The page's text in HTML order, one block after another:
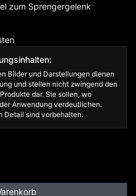
zum Sprengergelenk
Bilder und Darstellungen dienen
und stellen nicht zwingend den
dar. Sie sollen, wo
Anwendung verdeutlichen.
Detail sind vorbehalten.